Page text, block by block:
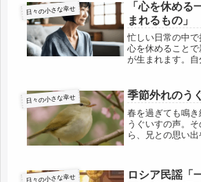
日々の小さな幸せ
「心を休める
まれるもの」
忙しい日常の中で
心を休めること
が生まれます。
日々の小さな幸せ 季節外れのう
春を過ぎても鳴
うぐいすの声。
ら、兄との思い出
日々の小さな幸せ
ロシア民謡「